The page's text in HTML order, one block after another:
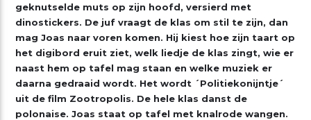
geknutselde muts op zijn hoofd, versierd met
dinostickers. De juf vraagt de klas om stil te zijn, dan
mag Joas naar voren komen. Hij kiest hoe zijn taart op
het digibord eruit ziet, welk liedje de klas zingt, wie er
naast hem op tafel mag staan en welke muziek er
daarna gedraaid wordt. Het wordt ´Politiekonijntje´
uit de film Zootropolis. De hele klas danst de
polonaise. Joas staat op tafel met knalrode wangen.